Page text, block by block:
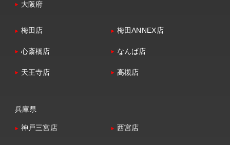
大阪府
梅田店 梅田ANNEX店
心斎橋店 なんば店
天王寺店 高槻店
兵庫県
神戸三宮店 西宮店